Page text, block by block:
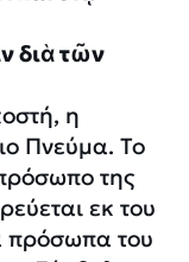
διὰ τῶν
η
Πνεύμα. Το
της
εκ του
πρόσωπα του